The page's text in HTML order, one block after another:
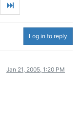
Log in to reply
Jan 21, 2005, 1:20 PM